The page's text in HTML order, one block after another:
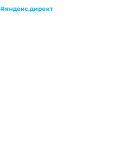
#яндекс.директ